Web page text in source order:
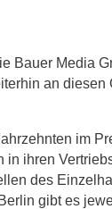
Bauer Media
an
im
in ihren
des
gibt es